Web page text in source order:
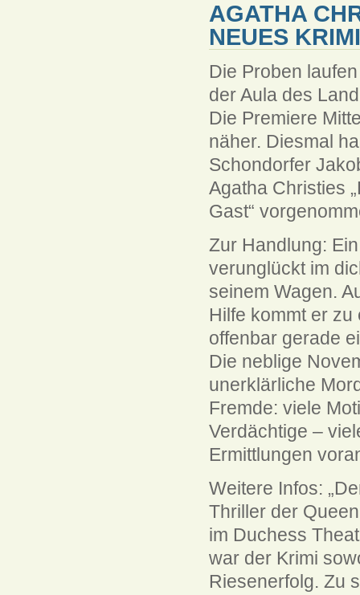
AGATHA
NEUES
Die Proben
der Aula des
Die Premiere
näher. Diesmal
Schondorfer
Agatha Christies
Gast“
Zur Handlung:
verunglückt im
seinem Wagen.
Hilfe kommt er
offenbar gerade
Die neblige
unerklärliche
Fremde: viele
Verdächtige –
Ermittlungen
Weitere Infos:
Thriller der
im Duchess
war der Krimi
Riesenerfolg. Zu